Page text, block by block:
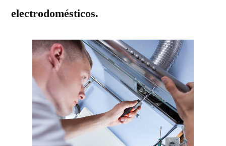
electrodomésticos.